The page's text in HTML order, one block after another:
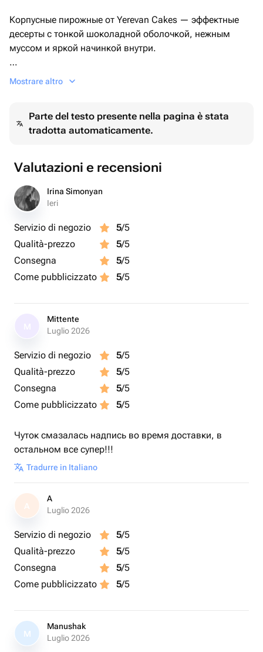
Корпусные пирожные от Yerevan Cakes — эффектные
десерты с тонкой шоколадной оболочкой, нежным
муссом и яркой начинкой внутри.
Соберите набор из 9 пирожных на свой вкус из
Доступные вкусы:
клубника, фисташка, лимон, мандарин, кокос,
кофейное зерно.
Важно:
напишите нам в чат после оформления.
Если какой-то вкус временно недоступен, мы
обязательно согласуем замену.
Mostrare altro
Parte del testo presente nella pagina è stata
tradotta automaticamente.
Valutazioni e recensioni
Irina Simonyan
Ieri
Servizio di negozio 5/5
Qualità-prezzo
5/5
Consegna
5/5
Come pubblicizzato
5/5
Mittente
Luglio 2026
Servizio di negozio 5/5
Qualità-prezzo
5/5
Consegna
5/5
Come pubblicizzato
5/5
Чуток смазалась надпись во время доставки, в
остальном все супер!!!
Tradurre in Italiano
A
A
Luglio 2026
Servizio di negozio 5/5
Qualità-prezzo
5/5
Consegna
5/5
Come pubblicizzato
5/5
M
Manushak
Luglio 2026